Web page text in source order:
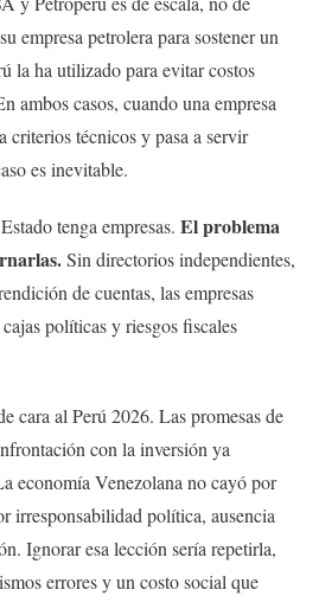
empresa petrolera para sostener un
la ha utilizado para evitar costos
ambos casos, cuando una empresa
criterios técnicos y pasa a servir
es inevitable.
tenga empresas. El problema
Sin directorios independientes,
de cuentas, las empresas
políticas y riesgos fiscales
cara al Perú 2026. Las promesas de
con la inversión ya
economía Venezolana no cayó por
irresponsabilidad política, ausencia
Ignorar esa lección sería repetirla,
errores y un costo social que